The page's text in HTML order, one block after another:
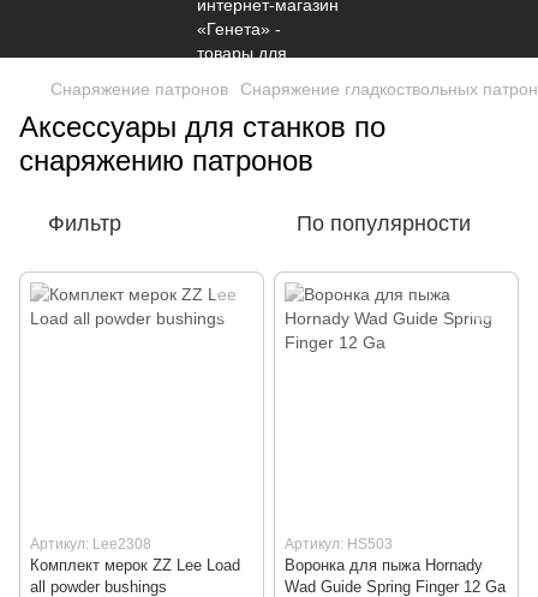
Снаряжение патронов Снаряжение гладкоствольных
Аксессуары для станков по
снаряжению патронов
Фильтр По популярности
Артикул: Lee2308
Комплект мерок ZZ Lee Load
all powder bushings
Артикул: HS503
Воронка для пыжа Hornady
Wad Guide Spring Finger 12 Ga